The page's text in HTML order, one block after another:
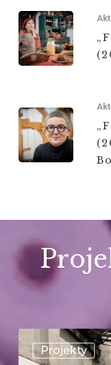
Projekty
Wzory
z